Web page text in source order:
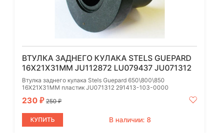
ВТУЛКА ЗАДНЕГО КУЛАКА STELS GUEPARD
16Х21Х31ММ JU112872 LU079437 JU071312
Втулка заднего кулака Stels Guepard 650\800\850
16Х21Х31ММ пластик JU071312 291413-103-0000
230 ₽ 250₽
КУПИТЬ В наличии: 8